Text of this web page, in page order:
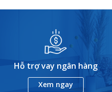
Hỗ trợ vay ngân hàng
Xem ngay